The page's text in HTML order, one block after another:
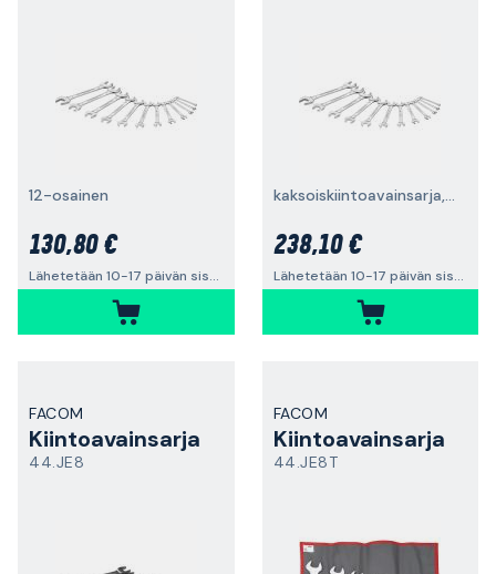
12-osainen
130,80 €
Lähetetään 10-17 päivän sisällä
kaksoiskiintoavainsarja, 16 osaa
238,10 €
Lähetetään 10-17 päivän sisällä
FACOM
Kiintoavainsarja
44.JE8
FACOM
Kiintoavainsarja
44.JE8T